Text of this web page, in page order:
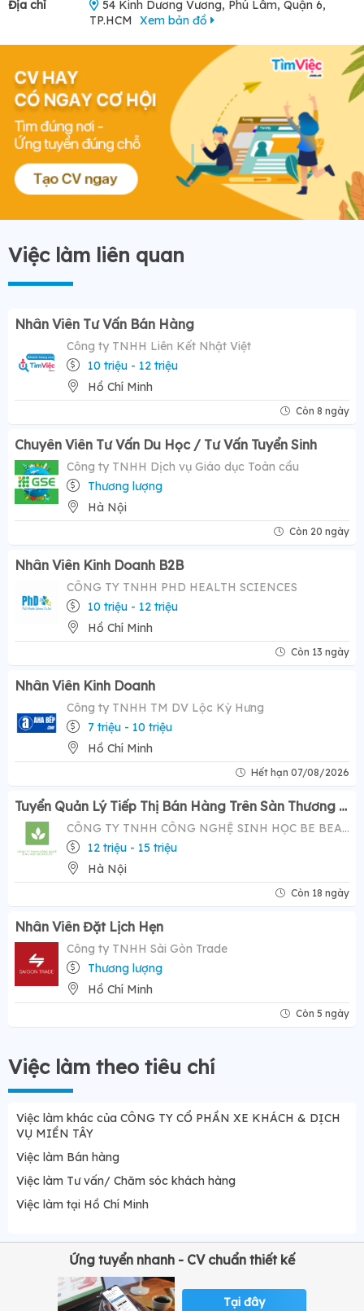
Địa chỉ
54 Kinh Dương Vương, Phú Lâm, Quận 6,
TP.HCM Xem bản đồ
Việc làm liên quan
Nhân Viên Tư Vấn Bán Hàng
Công ty TNHH Liên Kết Nhật Việt
10 triệu - 12 triệu
Hồ Chí Minh
Còn 8 ngày
Chuyên Viên Tư Vấn Du Học / Tư Vấn Tuyển Sinh
Công ty TNHH Dịch vụ Giáo dục Toàn cầu
Thương lượng
Hà Nội
Còn 20 ngày
Nhân Viên Kinh Doanh B2B
CÔNG TY TNHH PHD HEALTH SCIENCES
10 triệu - 12 triệu
Hồ Chí Minh
Còn 13 ngày
Nhân Viên Kinh Doanh
Công ty TNHH TM DV Lộc Kỳ Hưng
7 triệu - 10 triệu
Hồ Chí Minh
Hết hạn 07/08/2026
Tuyển Quản Lý Tiếp Thị Bán Hàng Trên Sàn Thương Mại Điện Tử ( Tiktok Shop)- Mức Lương Hấp Dẫn 12-20 Triệu
CÔNG TY TNHH CÔNG NGHỆ SINH HỌC BE BEAUTY
12 triệu - 15 triệu
Hà Nội
Còn 18 ngày
Nhân Viên Đặt Lịch Hẹn
Công ty TNHH Sài Gòn Trade
Thương lượng
Hồ Chí Minh
Còn 5 ngày
Việc làm theo tiêu chí
Việc làm khác của CÔNG TY CỔ PHẦN XE KHÁCH & DỊCH
VỤ MIỀN TÂY
Việc làm Bán hàng
Việc làm Tư vấn/ Chăm sóc khách hàng
Việc làm tại Hồ Chí Minh
Ứng tuyển nhanh - CV chuẩn thiết kế
Tại đây